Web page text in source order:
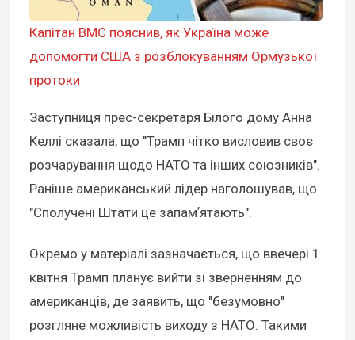
Капітан ВМС пояснив, як Україна може
допомогти США з розблокуванням Ормузької
протоки
Заступниця прес-секретаря Білого дому Анна
Келлі сказала, що "Трамп чітко висловив своє
розчарування щодо НАТО та інших союзників".
Раніше американський лідер наголошував, що
"Сполучені Штати це запамʼятають".
Окремо у матеріалі зазначається, що ввечері 1
квітня Трамп планує вийти зі зверненням до
американців, де заявить, що "безумовно"
розгляне можливість виходу з НАТО. Такими